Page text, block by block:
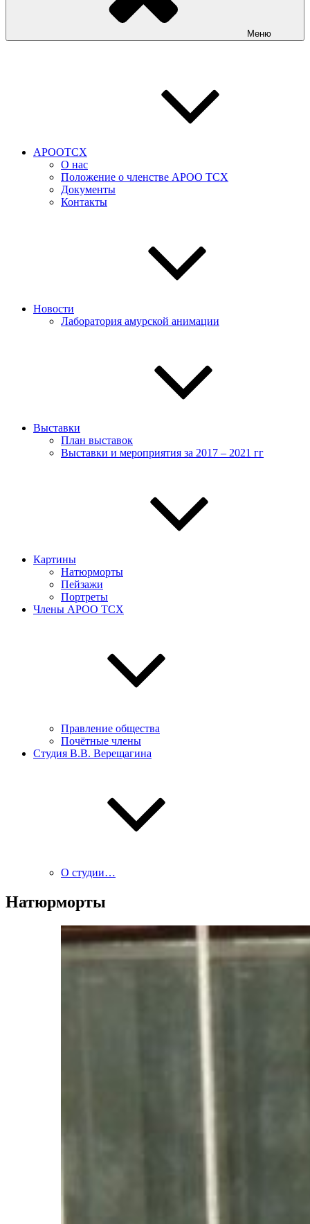
Меню
АРООТСХ
О нас
Положение о членстве АРОО ТСХ
Документы
Контакты
Новости
Лаборатория амурской анимации
Выставки
План выставок
Выставки и мероприятия за 2017 – 2021 гг
Картины
Натюрморты
Пейзажи
Портреты
Члены АРОО ТСХ
Правление общества
Почётные члены
Студия В.В. Верещагина
О студии…
Натюрморты